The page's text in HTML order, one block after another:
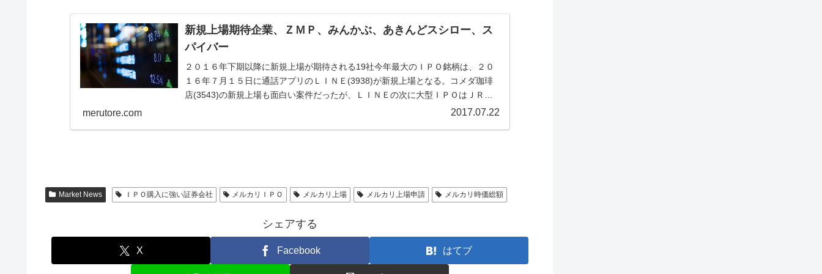
新規上場期待企業、ＺＭＰ、みんかぶ、あきんどスシロー、ス
パイバー
２０１６年下期以降に新規上場が期待される19社今年最大のＩＰＯ銘柄は、２０
１６年７月１５日に通話アプリのＬＩＮＥ(3938)が新規上場となる。コメダ珈琲
店(3543)の新規上場も面白い案件だったが、ＬＩＮＥの次に大型ＩＰＯはＪＲ九
merutore.com 2017.07.22
Market News ＩＰＯ購入に強い証券会社 メルカリＩＰＯ メルカリ上場 メルカリ上場申請 メルカリ時価総額
シェアする
X Facebook はてブ